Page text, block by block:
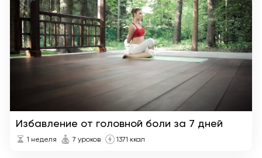
Избавление от головной боли за 7 дней
1 неделя 7 уроков 1371 ккал